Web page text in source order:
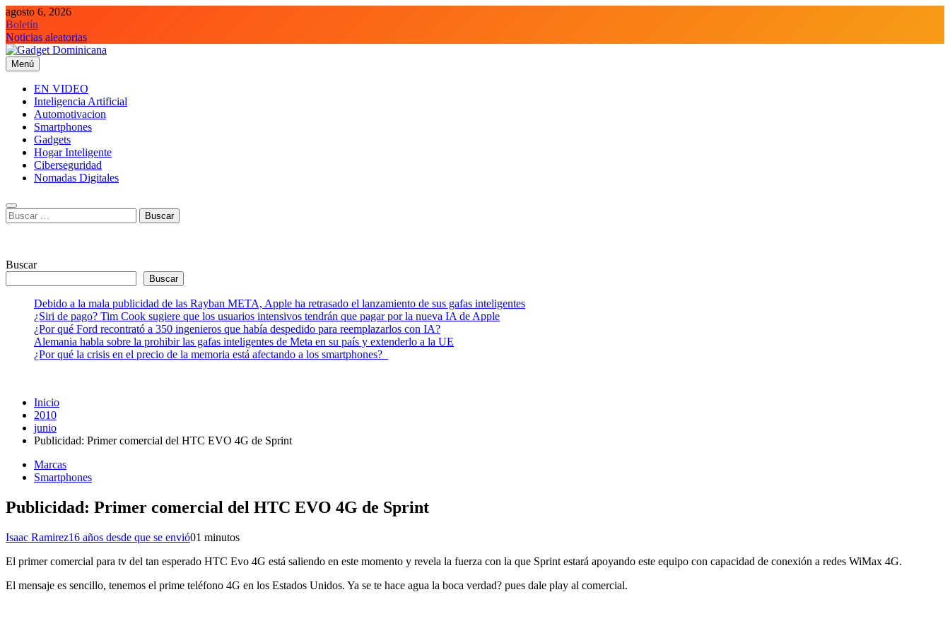
Saltar
al
contenido
agosto 6, 2026
Boletín
Noticias aleatorias
Gadget Dominicana
Gadgets y Tecnología de consumo
Menú
EN VIDEO
Inteligencia Artificial
Automotivacion
Smartphones
Gadgets
Hogar Inteligente
Ciberseguridad
Nomadas Digitales
Buscar:
Buscar
Buscar
Debido a la mala publicidad de las Rayban META, Apple ha retrasado el lanzamiento de sus gafas inteligentes
¿Siri de pago? Tim Cook sugiere que los usuarios intensivos tendrán que pagar por la nueva IA de Apple
¿Por qué Ford recontrató a 350 ingenieros que había despedido para reemplazarlos con IA?
Alemania habla sobre la prohibir las gafas inteligentes de Meta en su país y extenderlo a la UE
¿Por qué la crisis en el precio de la memoria está afectando a los smartphones?
Inicio
2010
junio
Publicidad: Primer comercial del HTC EVO 4G de Sprint
Marcas
Smartphones
Publicidad: Primer comercial del HTC EVO 4G de Sprint
Isaac Ramirez16 años desde que se envió01 minutos
El primer comercial para tv del tan esperado HTC Evo 4G está saliendo en este momento y revela la fuerza con la que Sprint estará apoyando este equipo con capacidad de conexión a redes WiMax 4G.
El mensaje es sencillo, tenemos el prime teléfono 4G en los Estados Unidos. Ya se te hace agua la boca verdad? pues dale play al comercial.